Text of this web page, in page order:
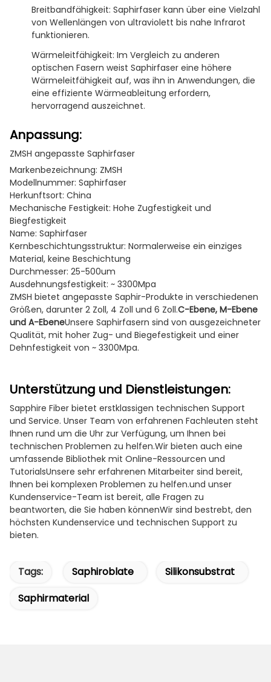
Breitbandfähigkeit: Saphirfaser kann über eine Vielzahl
von Wellenlängen von ultraviolett bis nahe Infrarot
funktionieren.
Wärmeleitfähigkeit: Im Vergleich zu anderen
optischen Fasern weist Saphirfaser eine höhere
Wärmeleitfähigkeit auf, was ihn in Anwendungen, die
eine effiziente Wärmeableitung erfordern,
hervorragend auszeichnet.
Anpassung:
ZMSH angepasste Saphirfaser
Markenbezeichnung: ZMSH
Modellnummer: Saphirfaser
Herkunftsort: China
Mechanische Festigkeit: Hohe Zugfestigkeit und
Biegfestigkeit
Name: Saphirfaser
Kernbeschichtungsstruktur: Normalerweise ein einziges
Material, keine Beschichtung
Durchmesser: 25-500um
Ausdehnungsfestigkeit: ~ 3300Mpa
ZMSH bietet angepasste Saphir-Produkte in verschiedenen
Größen, darunter 2 Zoll, 4 Zoll und 6 Zoll.C-Ebene, M-Ebene
und A-EbeneUnsere Saphirfasern sind von ausgezeichneter
Qualität, mit hoher Zug- und Biegefestigkeit und einer
Dehnfestigkeit von ~ 3300Mpa.
Unterstützung und Dienstleistungen:
Sapphire Fiber bietet erstklassigen technischen Support
und Service. Unser Team von erfahrenen Fachleuten steht
Ihnen rund um die Uhr zur Verfügung, um Ihnen bei
technischen Problemen zu helfen.Wir bieten auch eine
umfassende Bibliothek mit Online-Ressourcen und
TutorialsUnsere sehr erfahrenen Mitarbeiter sind bereit,
Ihnen bei komplexen Problemen zu helfen.und unser
Kundenservice-Team ist bereit, alle Fragen zu
beantworten, die Sie haben könnenWir sind bestrebt, den
höchsten Kundenservice und technischen Support zu
bieten.
Tags: Saphiroblate
Silikonsubstrat
Saphirmaterial